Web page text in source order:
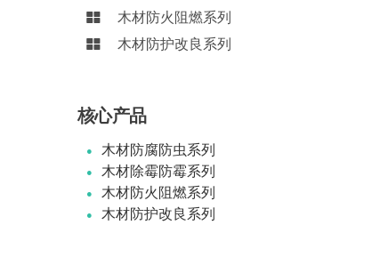
木材防火阻燃系列
木材防护改良系列
核心产品
木材防腐防虫系列
木材除霉防霉系列
木材防火阻燃系列
木材防护改良系列